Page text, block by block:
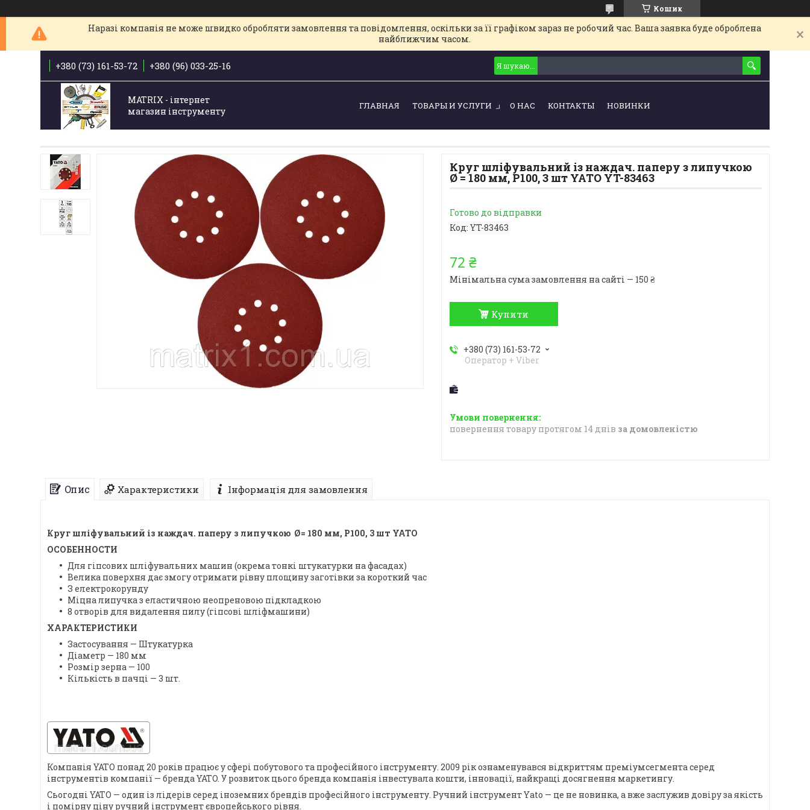
Кошик
Наразі компанія не може швидко обробляти замовлення та повідомлення, оскільки за її графіком зараз не робочий час. Ваша заявка буде оброблена
найближчим часом.
+380 (73) 161-53-72 +380 (96) 033-25-16
MATRIX - інтернет
магазин інструменту
ГЛАВНАЯ ТОВАРЫ И УСЛУГИ О НАС КОНТАКТЫ НОВИНКИ
Круг шліфувальний із наждач. паперу з липучкою
Ø = 180 мм, Р100, 3 шт YATO YT-83463
Готово до відправки
Код: YT-83463
72 ₴
Мінімальна сума замовлення на сайті — 150 ₴
Купити
+380 (73) 161-53-72
Оператор + Viber
повернення товару протягом 14 днів за домовленістю
Опис Характеристики Інформація для замовлення
Круг шліфувальний із наждач. паперу з липучкою Ø= 180 мм, Р100, 3 шт YATO
ОСОБЕННОСТИ
Для гіпсових шліфувальних машин (окрема тонкі штукатурки на фасадах)
Велика поверхня дає змогу отримати рівну площину заготівки за короткий час
З електрокорунду
Міцна липучка з еластичною неопреновою підкладкою
8 отворів для видалення пилу (гіпсові шліфмашини)
ХАРАКТЕРИСТИКИ
Застосування — Штукатурка
Діаметр — 180 мм
Розмір зерна — 100
Кількість в пачці — 3 шт.
Компанія YATO понад 20 років працює у сфері побутового та професійного інструменту. 2009 рік ознаменувався відкриттям преміумсегмента серед
інструментів компанії — бренда YATO. У розвиток цього бренда компанія інвестувала кошти, інновації, найкращі досягнення маркетингу.
Сьогодні YATO — один із лідерів серед іноземних брендів професійного інструменту. Ручний інструмент Yato — це не новинка, а вже заслужив довіру за якість
і помірну ціну ручний інструмент європейського рівня.